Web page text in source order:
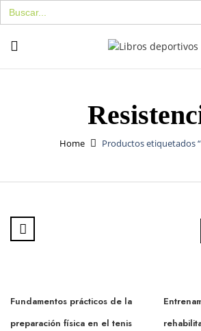
Buscar:
Home Productos etiquetados
Fundamentos prácticos de la
preparación física en el tenis